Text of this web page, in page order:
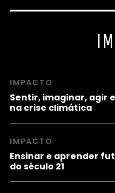
IMPACTO
Sentir, imaginar, agir
na crise climática
IMPACTO
Ensinar e aprender
do século 21